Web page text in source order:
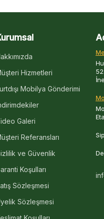
Hizmetleri
Mobilya Gönderimi
Galeri
Referansları
ve Güvenlik
Koşulları
Sözleşmesi
Sözleşmesi